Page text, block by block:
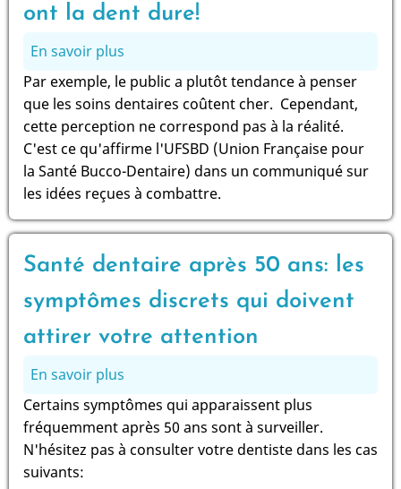
l'UFSBD
combattre
met
au
point:
il
faut
cesser
de
que
"le
dentiste
fait
ont la dent dure!
En savoir plus
Santé
dentaire:
préjugés
ont
dure!
Par exemple, le public a plutôt tendance à penser
que les soins dentaires coûtent cher. Cependant,
cette perception ne correspond pas à la réalité.
C'est ce qu'affirme l'UFSBD (Union Française pour
la Santé Bucco-Dentaire) dans un communiqué sur
les idées reçues à combattre.
Santé dentaire après 50 ans: les
symptômes discrets qui doivent
attirer votre attention
En savoir plus
Santé
dentaire
après
Certains symptômes qui apparaissent plus
fréquemment après 50 ans sont à surveiller.
N'hésitez pas à consulter votre dentiste dans les cas
suivants: